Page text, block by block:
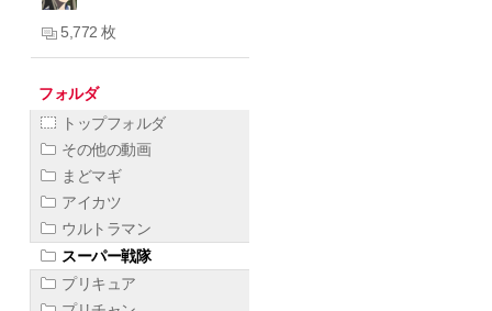
5,772 枚
フォルダ
トップフォルダ
その他の動画
まどマギ
アイカツ
ウルトラマン
スーパー戦隊
プリキュア